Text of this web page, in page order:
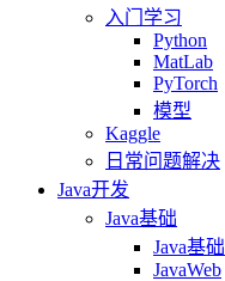
入门学习
Python
MatLab
PyTorch
模型
Kaggle
日常问题解决
Java开发
Java基础
Java基础
JavaWeb